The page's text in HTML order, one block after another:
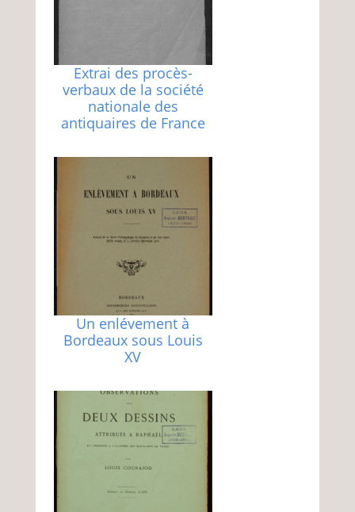
Extrai des procès-
verbaux de la société
nationale des
antiquaires de France
Un enlévement à
Bordeaux sous Louis
XV